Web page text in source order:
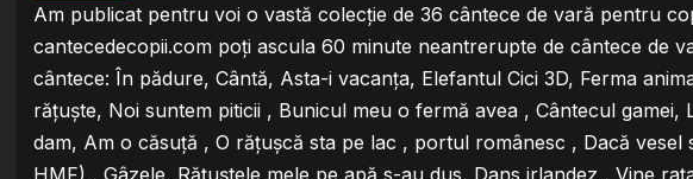
Am publicat pentru voi o vastă colecție de 36 cântece de vară pentru
cantecedecopii.com poți ascula 60 minute neantrerupte de cântece de
cântece: În pădure, Cântă, Asta-i vacanța, Elefantul Cici 3D, Ferma
rățuște, Noi suntem piticii , Bunicul meu o fermă avea , Cântecul gamei,
dam, Am o căsuță , O rățușcă sta pe lac , portul românesc , Dacă vesel
HMF) , Gâzele, Rățuștele mele pe apă s-au dus, Dans irlandez , Vine